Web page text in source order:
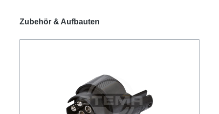
Produktgalerie überspringen
Zubehör & Aufbauten